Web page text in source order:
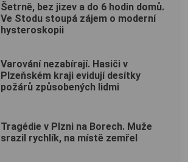
Šetrně, bez jizev a do 6 hodin domů.
Ve Stodu stoupá zájem o moderní
hysteroskopii
Varování nezabírají. Hasiči v
Plzeňském kraji evidují desítky
požárů způsobených lidmi
Tragédie v Plzni na Borech. Muže
srazil rychlík, na místě zemřel